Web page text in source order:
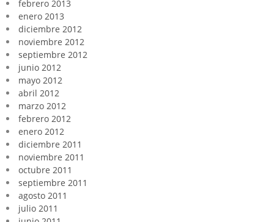
febrero 2013
enero 2013
diciembre 2012
noviembre 2012
septiembre 2012
junio 2012
mayo 2012
abril 2012
marzo 2012
febrero 2012
enero 2012
diciembre 2011
noviembre 2011
octubre 2011
septiembre 2011
agosto 2011
julio 2011